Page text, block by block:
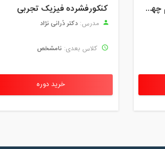
کلاس انلاین ریاضی نهم ترم چهارم مهر 1404 کنکورفشرده فیزیک تجربی
مدرس: دکتر دُرانی نژاد
کلاس بعدی: نامشخص
خرید دوره